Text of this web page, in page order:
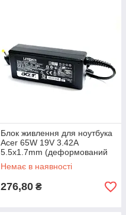
Блок живлення для ноутбука
Acer 65W 19V 3.42A
5.5x1.7mm (деформований
корпус)
Немає в наявності
276,80 ₴